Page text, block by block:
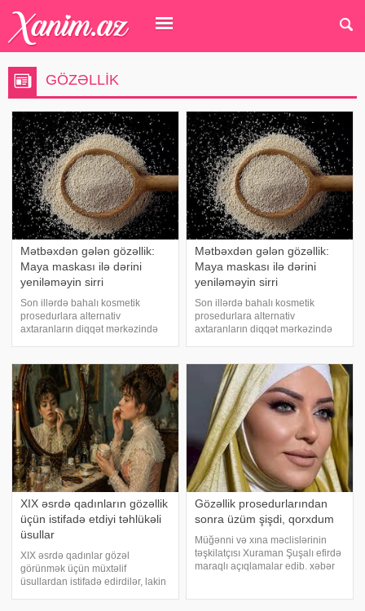
GÖZƏLLIK
Mətbəxdən gələn gözəllik:
Maya maskası ilə dərini
yeniləməyin sirri
Son illərdə bahalı kosmetik
prosedurlara alternativ
axtaranların diqqət mərkəzində
istifadə etdiyi bu canlı göbələk
növü, əslində dəri üçün
əvəzedilməz bi
Mətbəxdən gələn gözəllik:
Maya maskası ilə dərini
yeniləməyin sirri
Son illərdə bahalı kosmetik
prosedurlara alternativ
axtaranların diqqət mərkəzində
istifadə etdiyi bu canlı göbələk
növü, əslində dəri üçün
əvəzedilməz bi
XIX əsrdə qadınların gözəllik
üçün istifadə etdiyi təhlükəli
üsullar
XIX əsrdə qadınlar gözəl
görünmək üçün müxtəlif
üsullardan istifadə edirdilər, lakin
Gözəllik prosedurlarından
sonra üzüm şişdi, qorxdum
Müğənni və xına məclislərinin
təşkilatçısı Xuraman Şuşalı efirdə
maraqlı açıqlamalar edib. xəbər